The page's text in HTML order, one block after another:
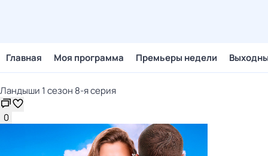
Главная Моя программа Премьеры недели
Ландыши 1 сезон 8-я серия
0